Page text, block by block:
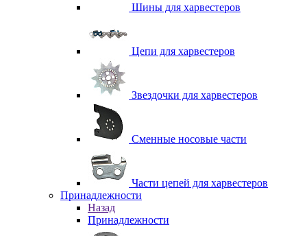
Шины для харвестеров
Цепи для харвестеров
Звездочки для харвестеров
Сменные носовые части
Части цепей для харвестеров
Принадлежности
Назад
Принадлежности